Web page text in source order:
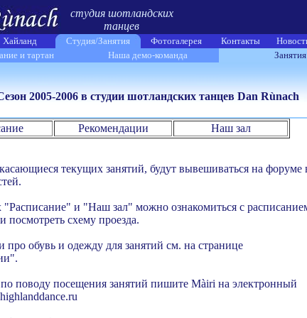
студия шотландских
танцев
Хайланд Студия/Занятия Фотогалерея Контакты
и тартан
Наша демо-команда Занятия
2005-2006 в студии шотландских танцев Dan Rùnach
Рекомендации Наш зал
текущих занятий, будут вывешиваться на форуме
"Расписание" и "Наш зал" можно ознакомиться с
посмотреть схему проезда.
про обувь и одежду для занятий см. на странице
.
поводу посещения занятий пишите Màiri на электронный